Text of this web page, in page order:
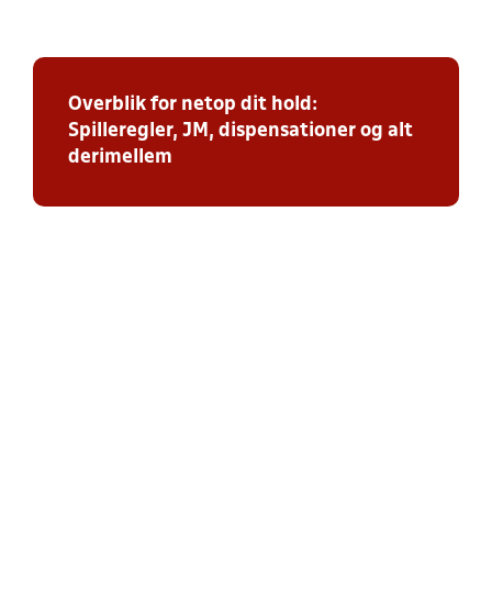
Overblik for netop dit hold:
Spilleregler, JM, dispensationer og alt
derimellem